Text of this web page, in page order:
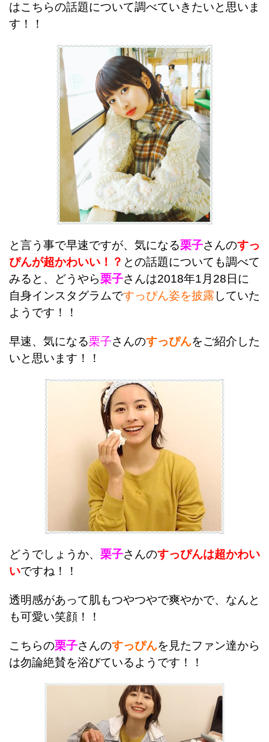
はこちらの話題について調べていきたいと思いま
す！！
と言う事で早速ですが、気になる栗子さんのすっ
ぴんが超かわいい！？ との話題についても調べて
みると、どうやら栗子さんは2018年1月28日に
自身インスタグラムですっぴん姿を披露 していた
ようです！！
早速、気になる栗子さんのすっぴんをご紹介した
いと思います！！
どうでしょうか、 栗子さんのすっぴんは超かわい
いですね！！
透明感があって肌もつやつやで爽やかで、なんと
も可愛い笑顔！！
こちらの栗子さんのすっぴんを見たファン達から
は勿論絶賛を浴びているようです！！